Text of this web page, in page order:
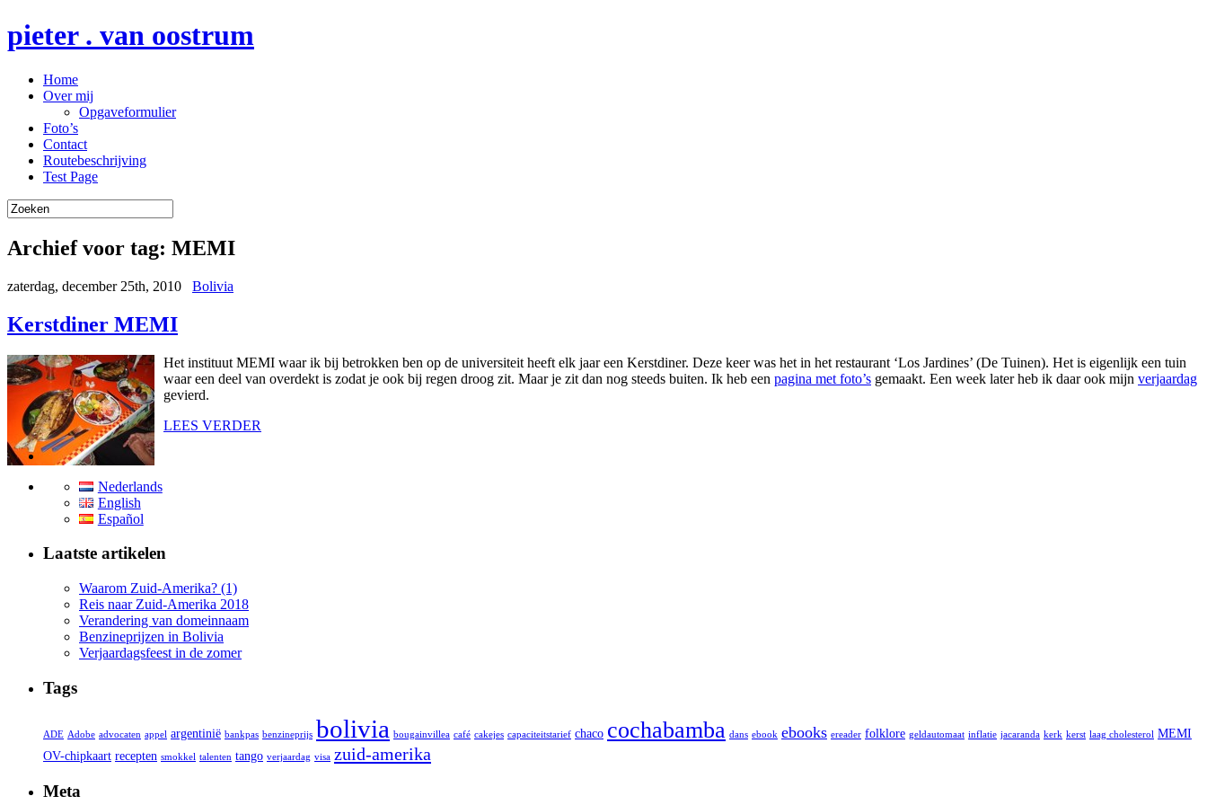
pieter . van oostrum
Home
Over mij
Opgaveformulier
Foto’s
Contact
Routebeschrijving
Test Page
Archief voor tag: MEMI
zaterdag, december 25th, 2010 Bolivia
Kerstdiner MEMI
Het instituut MEMI waar ik bij betrokken ben op de universiteit heeft elk jaar een Kerstdiner. Deze keer was het in het restaurant ‘Los Jardines’ (De Tuinen). Het is eigenlijk een tuin
waar een deel van overdekt is zodat je ook bij regen droog zit. Maar je zit dan nog steeds buiten. Ik heb een pagina met foto’s gemaakt. Een week later heb ik daar ook mijn verjaardag
gevierd.
LEES VERDER
Nederlands
English
Español
Laatste artikelen
Waarom Zuid-Amerika? (1)
Reis naar Zuid-Amerika 2018
Verandering van domeinnaam
Benzineprijzen in Bolivia
Verjaardagsfeest in de zomer
Tags
ADE Adobe advocaten appel argentinië bankpas benzineprijs bolivia bougainvillea café cakejes capaciteitstarief chaco cochabamba dans ebook ebooks ereader folklore geldautomaat inflatie jacaranda kerk kerst laag cholesterol MEMI
OV-chipkaart recepten smokkel talenten tango verjaardag visa zuid-amerika
Meta